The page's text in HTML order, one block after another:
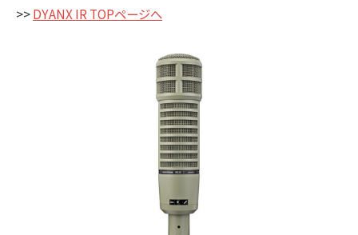
>>DYANX IR TOPページへ